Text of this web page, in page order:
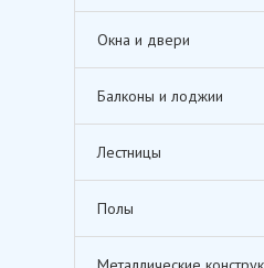
Окна и двери
Балконы и лоджии
Лестницы
Полы